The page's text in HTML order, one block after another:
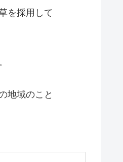
を採用して
地域のこと